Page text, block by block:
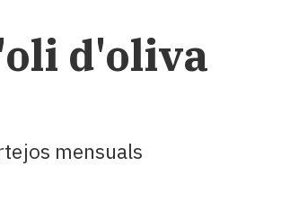
d'oliva
mensuals